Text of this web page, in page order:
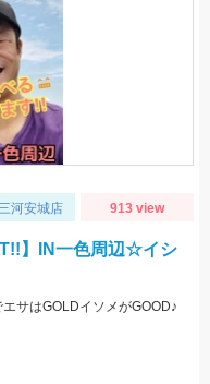
河安城店 913 view
】IN一色周辺☆イシ
サはGOLDイソメがGOOD♪